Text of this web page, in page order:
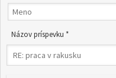
Názov príspevku *